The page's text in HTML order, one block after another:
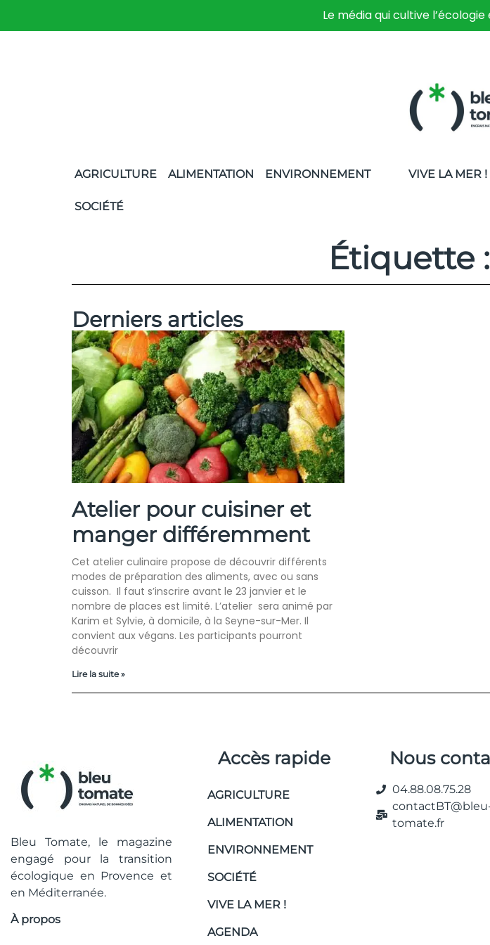
Le média qui cultive
AGRICULTURE ALIMENTATION ENVIRONNEMENT
SOCIÉTÉ
VIVE LA MER !
Étiquette
Derniers articles
Atelier pour cuisiner et
manger différemment
Cet atelier culinaire propose de découvrir différents
modes de préparation des aliments, avec ou sans
cuisson. Il faut s’inscrire avant le 23 janvier et le
nombre de places est limité. L’atelier sera animé par
Karim et Sylvie, à domicile, à la Seyne-sur-Mer. Il
convient aux végans. Les participants pourront
découvrir
Lire la suite »
Bleu Tomate, le magazine
engagé pour la transition
écologique en Provence et
en Méditerranée.
À propos
Accès rapide
AGRICULTURE
ALIMENTATION
ENVIRONNEMENT
SOCIÉTÉ
VIVE LA MER !
AGENDA
Nous
04.88.08.75.28
tomate.fr